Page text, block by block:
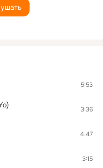
5:53
3:36
4:47
3:15